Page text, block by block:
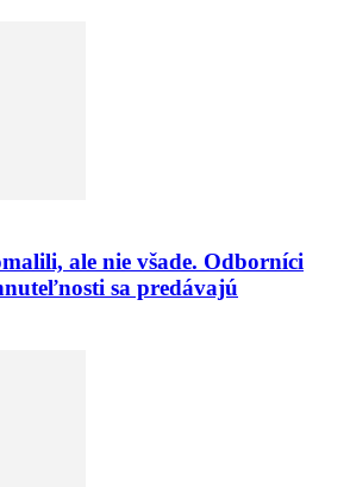
ale nie všade. Odborníci
sa predávajú